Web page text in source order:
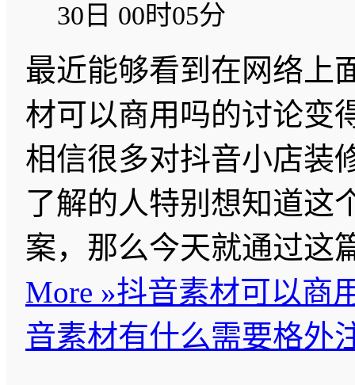
30日 00时05分
最近能够看到在网络上
材可以商用吗的讨论变
相信很多对抖音小店装
了解的人特别想知道这
案，那么今天就通过
More »抖音素材可以商
音素材有什么需要格外